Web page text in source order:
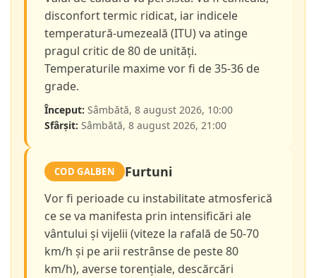
disconfort termic ridicat, iar indicele
temperatură-umezeală (ITU) va atinge
pragul critic de 80 de unități.
Temperaturile maxime vor fi de 35-36 de
grade.
Început: Sâmbătă, 8 august 2026, 10:00
Sfârșit: Sâmbătă, 8 august 2026, 21:00
COD GALBEN Furtuni
Vor fi perioade cu instabilitate atmosferică
ce se va manifesta prin intensificări ale
vântului și vijelii (viteze la rafală de 50-70
km/h și pe arii restrânse de peste 80
km/h), averse torențiale, descărcări